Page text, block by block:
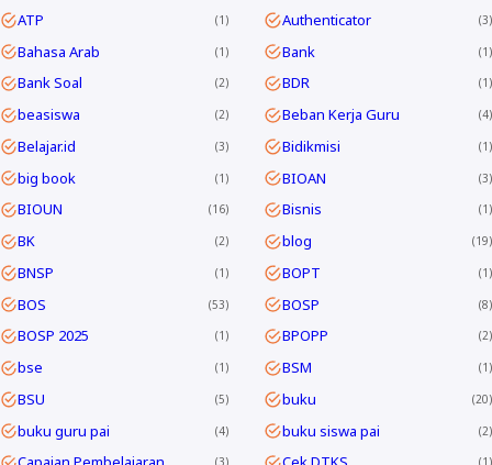
ATP 1 Authenticator 3
Bahasa Arab 1 Bank 1
Bank Soal 2 BDR 1
beasiswa 2 Beban Kerja Guru 4
Belajar.id 3 Bidikmisi 1
big book 1 BIOAN 3
BIOUN 16 Bisnis 1
BK 2 blog 19
BNSP 1 BOPT 1
BOS 53 BOSP 8
BOSP 2025 1 BPOPP 2
bse 1 BSM 1
BSU 5 buku 20
buku guru pai 4 buku siswa pai 2